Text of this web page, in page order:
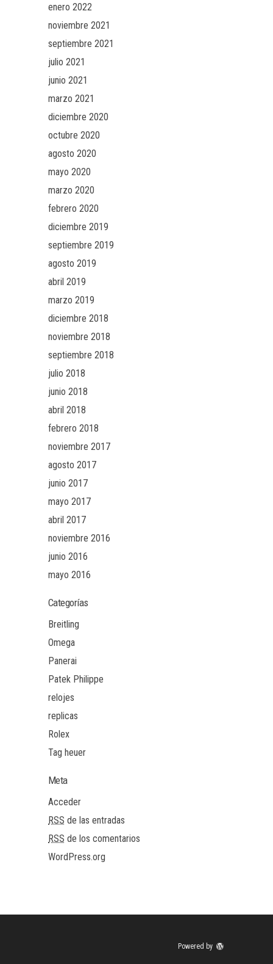
enero 2022
noviembre 2021
septiembre 2021
julio 2021
junio 2021
marzo 2021
diciembre 2020
octubre 2020
agosto 2020
mayo 2020
marzo 2020
febrero 2020
diciembre 2019
septiembre 2019
agosto 2019
abril 2019
marzo 2019
diciembre 2018
noviembre 2018
septiembre 2018
julio 2018
junio 2018
abril 2018
febrero 2018
noviembre 2017
agosto 2017
junio 2017
mayo 2017
abril 2017
noviembre 2016
junio 2016
mayo 2016
Categorías
Breitling
Omega
Panerai
Patek Philippe
relojes
replicas
Rolex
Tag heuer
Meta
Acceder
RSS de las entradas
RSS de los comentarios
WordPress.org
Powered by